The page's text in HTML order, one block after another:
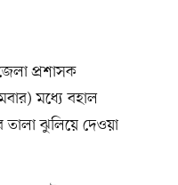
প্রশাসক
মধ্যে বহাল
ঝুলিয়ে দেওয়া